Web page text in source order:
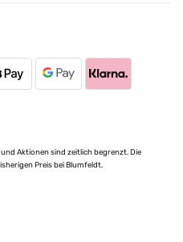
und Aktionen sind zeitlich begrenzt. Die
Preis bei Blumfeldt.